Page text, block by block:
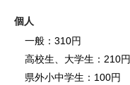
個人
一般：310円
高校生、大学生：210円
県外小中学生：100円